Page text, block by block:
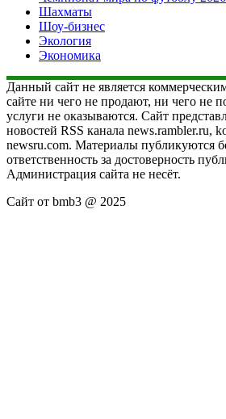
Шахматы
Шоу-бизнес
Экология
Экономика
Данный сайт не является
сайте ни чего не продают, ни чего не
услуги не оказываются. Сайт
новостей RSS канала news.rambler.ru,
newsru.com. Материалы публикуются
ответственность за достоверность
Администрация сайта не несёт.
Сайт от bmb3 @ 2025